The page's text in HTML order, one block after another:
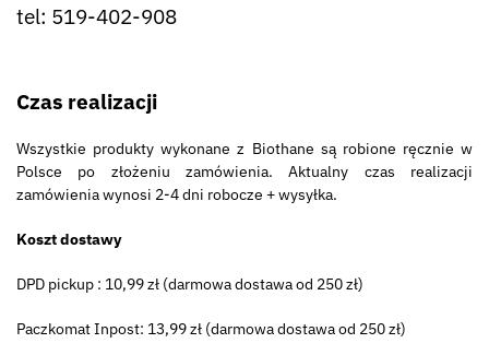
tel: 519-402-908
Czas realizacji
Wszystkie produkty wykonane z Biothane są robione ręcznie w
Polsce po złożeniu zamówienia. Aktualny czas realizacji
zamówienia wynosi 2-4 dni robocze + wysyłka.
Koszt dostawy
DPD pickup : 10,99 zł (darmowa dostawa od 250 zł)
Paczkomat Inpost: 13,99 zł (darmowa dostawa od 250 zł)